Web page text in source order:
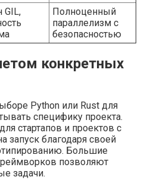
GIL,
Полноценный
параллелизм с
безопасностью
конкретных
Python или Rust для
специфику проекта.
стартапов и проектов с
благодаря своей
Большие
позволяют
задачи.